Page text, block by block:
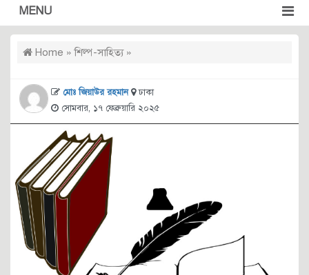
MENU
Home »শিল্প-সাহিত্য»
মোঃ জিয়াউর রহমান
ঢাকা
সোমবার, ১৭ ফেব্রুয়ারি ২০২৫